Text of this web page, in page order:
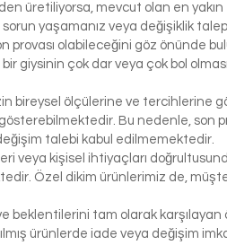
üretiliyorsa, mevcut olan en
yaşamanız veya değişiklik
provası olabileceğini göz önünde
giysinin çok dar veya çok bol
bireysel ölçülerine ve tercihlerine
Bu nedenle,
talebi kabul edilmemektedir.
veya kişisel ihtiyaçları
Özel dikim ürünlerimiz de,
beklentilerini tam olarak
ürünlerde iade veya değişim